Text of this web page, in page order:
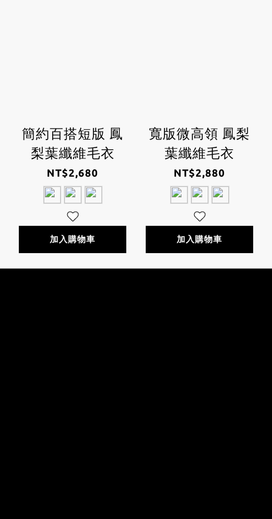
簡約百搭短版 鳳
梨葉纖維毛衣
NT$2,680
加入購物車
寬版微高領 鳳梨
葉纖維毛衣
NT$2,880
加入購物車